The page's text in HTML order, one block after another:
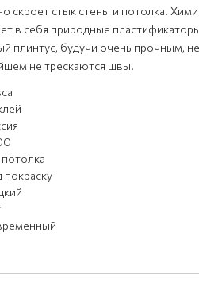
скроет стык стены и потолка.
в себя природные
плинтус, будучи очень прочным,
не трескаются швы.
покраску